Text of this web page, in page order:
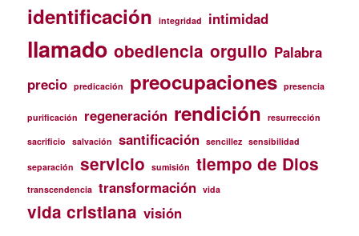
identificación
integridad intimidad
llamado obediencia orgullo Palabra
precio predicación preocupaciones presencia
purificación regeneración rendición
resurrección
sacrificio
salvación santificación sencillez sensibilidad
separación servicio sumisión tiempo de Dios
transcendencia transformación vida
vida cristiana visión